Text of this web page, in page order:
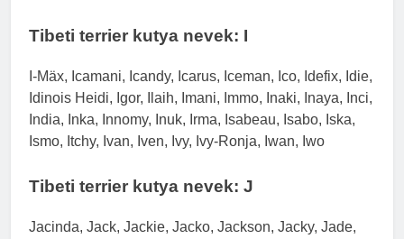
Tibeti terrier kutya nevek: I
I-Mäx, Icamani, Icandy, Icarus, Iceman, Ico, Idefix, Idie,
Idinois Heidi, Igor, Ilaih, Imani, Immo, Inaki, Inaya, Inci,
India, Inka, Innomy, Inuk, Irma, Isabeau, Isabo, Iska,
Ismo, Itchy, Ivan, Iven, Ivy, Ivy-Ronja, Iwan, Iwo
Tibeti terrier kutya nevek: J
Jacinda, Jack, Jackie, Jacko, Jackson, Jacky, Jade,